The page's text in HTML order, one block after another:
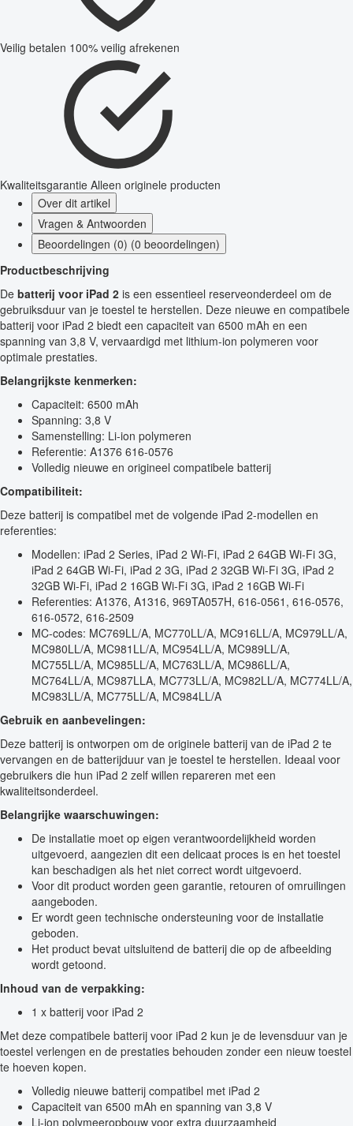
Veilig betalen 100% veilig afrekenen
Kwaliteitsgarantie Alleen originele producten
Over dit artikel
Vragen & Antwoorden
Beoordelingen (0) (0 beoordelingen)
Productbeschrijving
De batterij voor iPad 2 is een essentieel reserveonderdeel om de
gebruiksduur van je toestel te herstellen. Deze nieuwe en compatibele
batterij voor iPad 2 biedt een capaciteit van 6500 mAh en een
spanning van 3,8 V, vervaardigd met lithium-ion polymeren voor
optimale prestaties.
Belangrijkste kenmerken:
Capaciteit: 6500 mAh
Spanning: 3,8 V
Samenstelling: Li-ion polymeren
Referentie: A1376 616-0576
Volledig nieuwe en origineel compatibele batterij
Compatibiliteit:
Deze batterij is compatibel met de volgende iPad 2-modellen en
referenties:
Modellen: iPad 2 Series, iPad 2 Wi-Fi, iPad 2 64GB Wi-Fi 3G,
iPad 2 64GB Wi-Fi, iPad 2 3G, iPad 2 32GB Wi-Fi 3G, iPad 2
32GB Wi-Fi, iPad 2 16GB Wi-Fi 3G, iPad 2 16GB Wi-Fi
Referenties: A1376, A1316, 969TA057H, 616-0561, 616-0576,
616-0572, 616-2509
MC-codes: MC769LL/A, MC770LL/A, MC916LL/A, MC979LL/A,
MC980LL/A, MC981LL/A, MC954LL/A, MC989LL/A,
MC755LL/A, MC985LL/A, MC763LL/A, MC986LL/A,
MC764LL/A, MC987LLA, MC773LL/A, MC982LL/A, MC774LL/A,
MC983LL/A, MC775LL/A, MC984LL/A
Gebruik en aanbevelingen:
Deze batterij is ontworpen om de originele batterij van de iPad 2 te
vervangen en de batterijduur van je toestel te herstellen. Ideaal voor
gebruikers die hun iPad 2 zelf willen repareren met een
kwaliteitsonderdeel.
Belangrijke waarschuwingen:
De installatie moet op eigen verantwoordelijkheid worden
uitgevoerd, aangezien dit een delicaat proces is en het toestel
kan beschadigen als het niet correct wordt uitgevoerd.
Voor dit product worden geen garantie, retouren of omruilingen
aangeboden.
Er wordt geen technische ondersteuning voor de installatie
geboden.
Het product bevat uitsluitend de batterij die op de afbeelding
wordt getoond.
Inhoud van de verpakking:
1 x batterij voor iPad 2
Met deze compatibele batterij voor iPad 2 kun je de levensduur van je
toestel verlengen en de prestaties behouden zonder een nieuw toestel
te hoeven kopen.
Volledig nieuwe batterij compatibel met iPad 2
Capaciteit van 6500 mAh en spanning van 3,8 V
Li-ion polymeeropbouw voor extra duurzaamheid